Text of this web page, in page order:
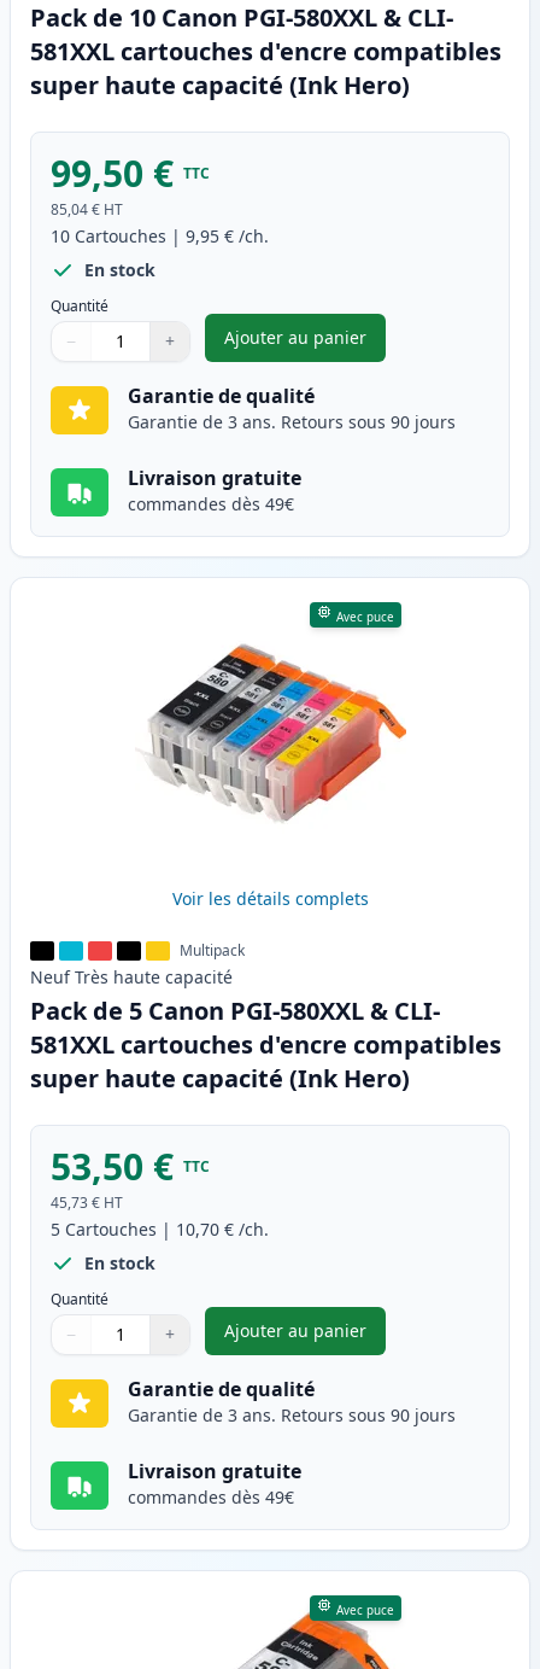
Pack de 10 Canon PGI-580XXL & CLI-
581XXL cartouches d'encre compatibles
super haute capacité (Ink Hero)
99,50 € TTC
85,04 € HT
10 Cartouches | 9,95 € /ch.
En stock
Quantité
Quantité
Utilisez les boutons pour ajuster
− +
Quantité
Ajouter au panier
,Pack de 10 Canon PGI-
Garantie de qualité
Garantie de 3 ans. Retours sous 90 jours
Livraison gratuite
commandes dès 49€
Avec puce
Voir les détails complets
Multipack
Neuf Très haute capacité
Pack de 5 Canon PGI-580XXL & CLI-
581XXL cartouches d'encre compatibles
super haute capacité (Ink Hero)
53,50 € TTC
45,73 € HT
5 Cartouches | 10,70 € /ch.
En stock
Quantité
Quantité
Utilisez les boutons pour ajuster
− +
Quantité
Ajouter au panier
,Pack de 5 Canon PGI-
Garantie de qualité
Garantie de 3 ans. Retours sous 90 jours
Livraison gratuite
commandes dès 49€
Avec puce